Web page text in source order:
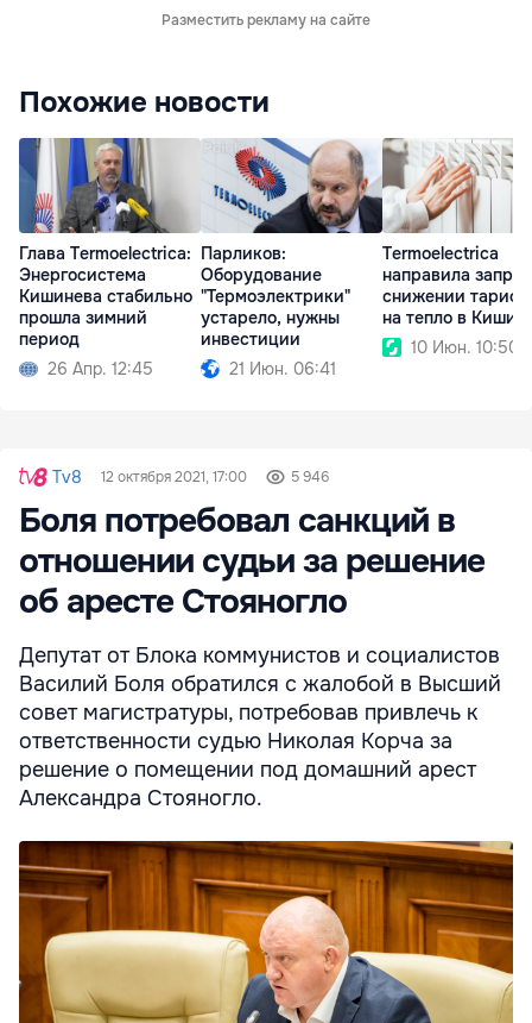
Разместить рекламу на сайте
Похожие новости
Глава Termoelectrica:
Энергосистема
Кишинева стабильно
прошла зимний
период
26 Апр. 12:45
Парликов:
Оборудование
"Термоэлектрики"
устарело, нужны
инвестиции
21 Июн. 06:41
Termoelectrica
направила
снижении
на тепло в
10 Июн. 10:50
Tv8 12 октября 2021, 17:00 5 946
Боля потребовал санкций в
отношении судьи за решение
об аресте Стояногло
Депутат от Блока коммунистов и социалистов
Василий Боля обратился с жалобой в Высший
совет магистратуры, потребовав привлечь к
ответственности судью Николая Корча за
решение о помещении под домашний арест
Александра Стояногло.